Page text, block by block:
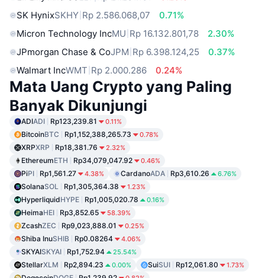
SK HynixSKHY Rp 2.586.068,07
0.71%
Micron Technology IncMU Rp 16.132.801,78
2.30%
JPmorgan Chase & CoJPM Rp 6.398.124,25
0.37%
Walmart IncWMT Rp 2.000.286 0.24%
Mata Uang Crypto yang Paling
Banyak Dikunjungi
ADIADI Rp123,239.81 0.11%
BitcoinBTC Rp1,152,388,265.73 0.78%
XRPXRP Rp18,381.76 2.32%
EthereumETH Rp34,079,047.92 0.46%
PiPI Rp1,561.27 4.38% CardanoADA Rp3,610.26 6.76%
SolanaSOL Rp1,305,364.38 1.23%
HyperliquidHYPE Rp1,005,020.78 0.16%
HeimaHEI Rp3,852.65 58.39%
ZcashZEC Rp9,023,888.01 0.25%
Shiba InuSHIB Rp0.08264 4.06%
SKYAISKYAI Rp1,752.94 25.54%
StellarXLM Rp2,894.23 0.00% SuiSUI Rp12,061.80 1.73%